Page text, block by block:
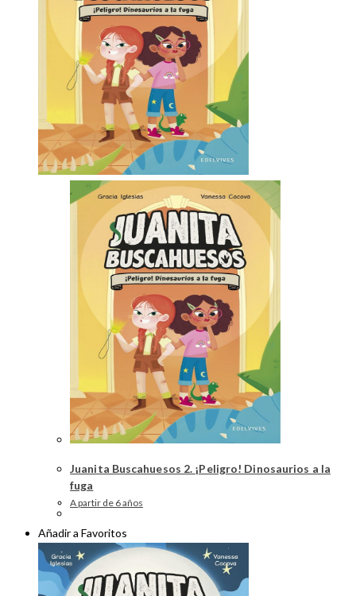
Juanita Buscahuesos 2. ¡Peligro! Dinosaurios a la
fuga
A partir de 6 años
Añadir a Favoritos